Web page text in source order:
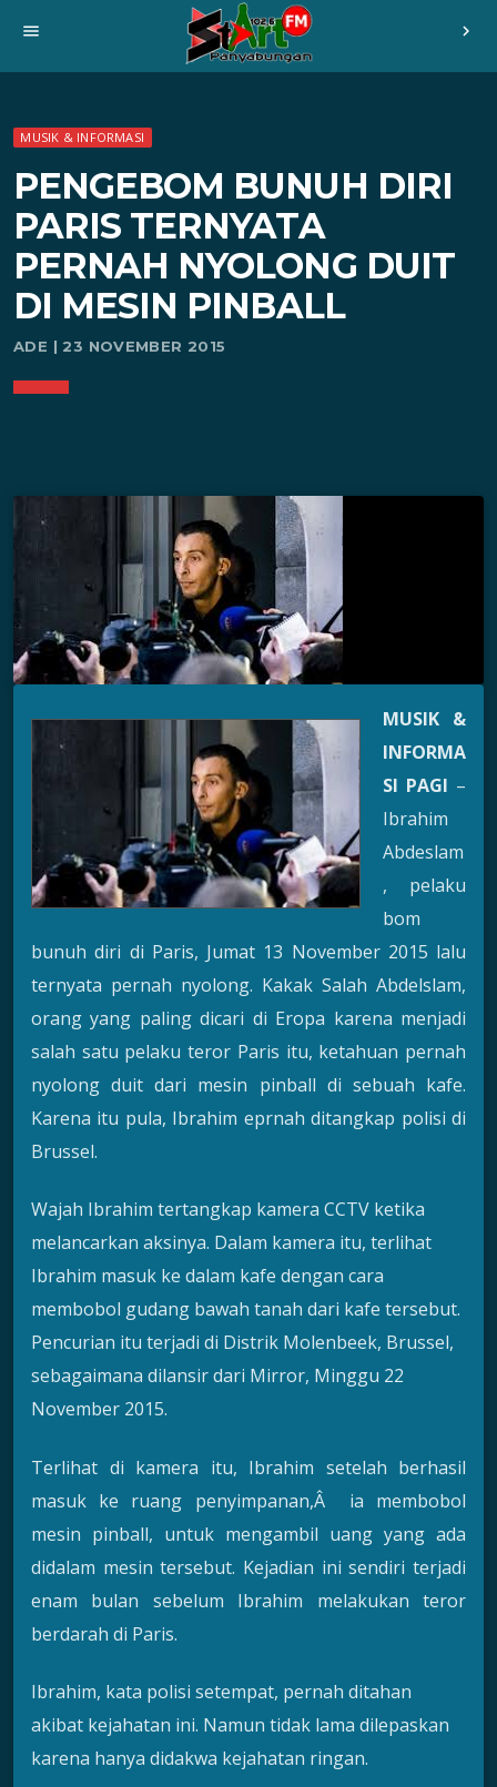
menu chevron_right
MUSIK & INFORMASI
PENGEBOM BUNUH DIRI
PARIS TERNYATA
PERNAH NYOLONG DUIT
DI MESIN PINBALL
ADE | 23 NOVEMBER 2015
MUSIK &
INFORMA
SI PAGI –
Ibrahim
Abdeslam
, pelaku
bom
bunuh diri di Paris, Jumat 13 November 2015 lalu
ternyata pernah nyolong. Kakak Salah Abdelslam,
orang yang paling dicari di Eropa karena menjadi
salah satu pelaku teror Paris itu, ketahuan pernah
nyolong duit dari mesin pinball di sebuah kafe.
Karena itu pula, Ibrahim eprnah ditangkap polisi di
Brussel.
Wajah Ibrahim tertangkap kamera CCTV ketika
melancarkan aksinya. Dalam kamera itu, terlihat
Ibrahim masuk ke dalam kafe dengan cara
membobol gudang bawah tanah dari kafe tersebut.
Pencurian itu terjadi di Distrik Molenbeek, Brussel,
sebagaimana dilansir dari Mirror, Minggu 22
November 2015.
Terlihat di kamera itu, Ibrahim setelah berhasil
masuk ke ruang penyimpanan,Â ia membobol
mesin pinball, untuk mengambil uang yang ada
didalam mesin tersebut. Kejadian ini sendiri terjadi
enam bulan sebelum Ibrahim melakukan teror
berdarah di Paris.
Ibrahim, kata polisi setempat, pernah ditahan
akibat kejahatan ini. Namun tidak lama dilepaskan
karena hanya didakwa kejahatan ringan.